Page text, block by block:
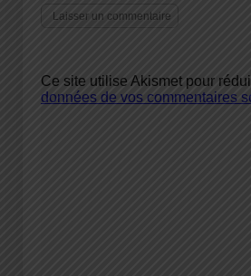
Ce site utilise Akismet pour
données de vos commentaires